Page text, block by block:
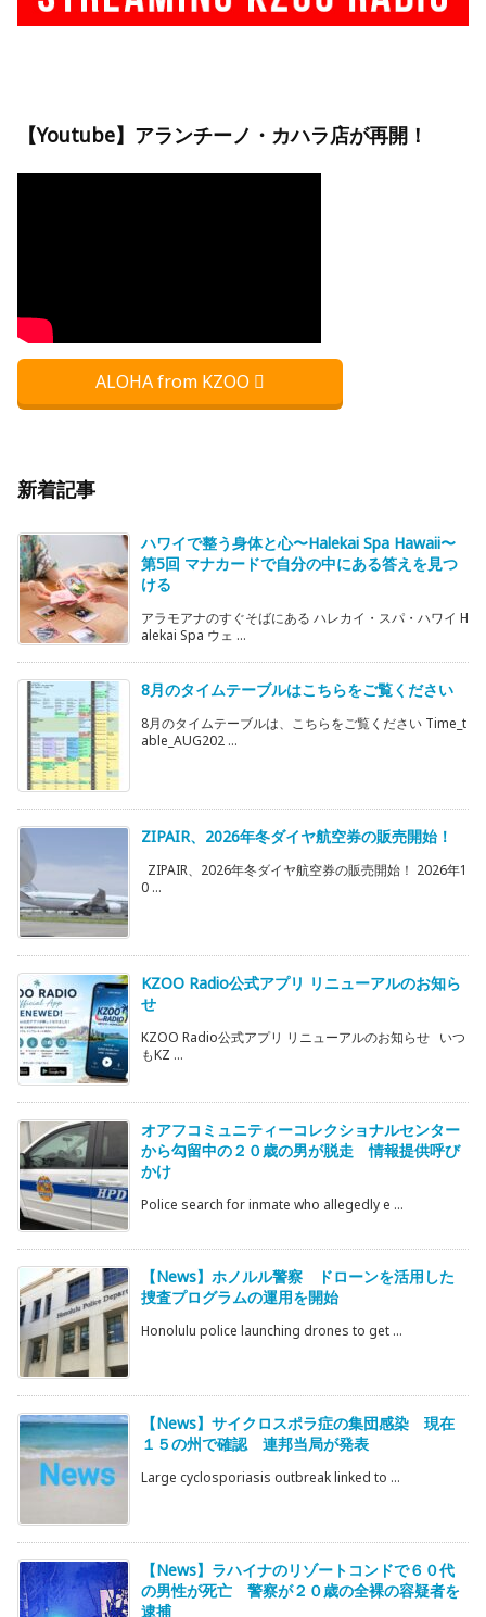
【Youtube】アランチーノ・カハラ店が再開！
ALOHA from KZOO
新着記事
ハワイで整う身体と心〜Halekai Spa Hawaii〜
第5回 マナカードで自分の中にある答えを見つ
ける
アラモアナのすぐそばにある ハレカイ・スパ・ハワイ H
alekai Spa ウェ ...
8月のタイムテーブルはこちらをご覧ください
8月のタイムテーブルは、こちらをご覧ください Time_t
able_AUG202 ...
ZIPAIR、2026年冬ダイヤ航空券の販売開始！
ZIPAIR、2026年冬ダイヤ航空券の販売開始！ 2026年1
0 ...
KZOO Radio公式アプリ リニューアルのお知ら
せ
KZOO Radio公式アプリ リニューアルのお知らせ いつ
もKZ ...
オアフコミュニティーコレクショナルセンター
から勾留中の２０歳の男が脱走 情報提供呼び
かけ
Police search for inmate who allegedly e ...
【News】ホノルル警察 ドローンを活用した
捜査プログラムの運用を開始
Honolulu police launching drones to get ...
【News】サイクロスポラ症の集団感染 現在
１５の州で確認 連邦当局が発表
Large cyclosporiasis outbreak linked to ...
【News】ラハイナのリゾートコンドで６０代
の男性が死亡 警察が２０歳の全裸の容疑者を
逮捕